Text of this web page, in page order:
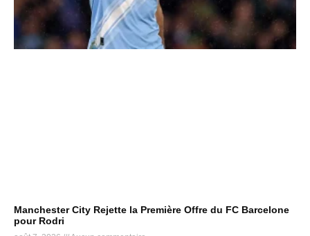
Manchester City Rejette la Première Offre du FC Barcelone
pour Rodri